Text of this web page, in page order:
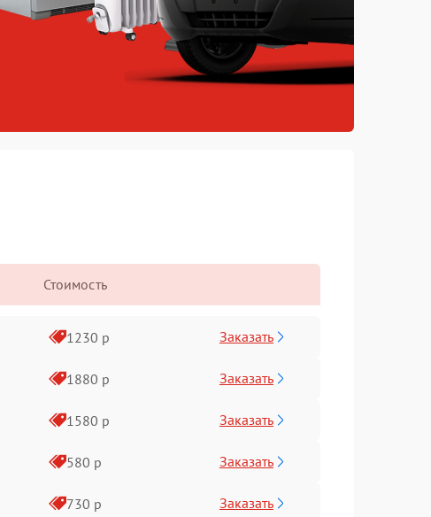
Стоимость
1230 р Заказать
1880 р Заказать
1580 р Заказать
580 р Заказать
730 р Заказать